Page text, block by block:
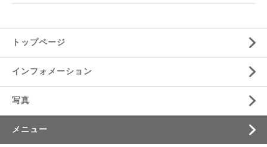
トップページ
インフォメーション
写真
メニュー